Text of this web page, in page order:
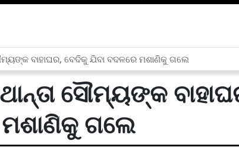
ବାହାଘର, ବେଦିକୁ ଯିବା ବଦଳରେ ମଶାଣିକୁ ଗଲେ
ସୌମ୍ୟଙ୍କ
ଗଲେ